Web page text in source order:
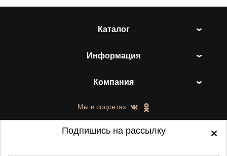
Каталог
Информация
Компания
Мы в соцсетях:
Подпишись на рассылку